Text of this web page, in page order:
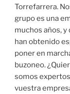
Torrefarrera.
grupo es una
muchos años,
han obtenido
poner en
buzoneo.
somos
vuestra